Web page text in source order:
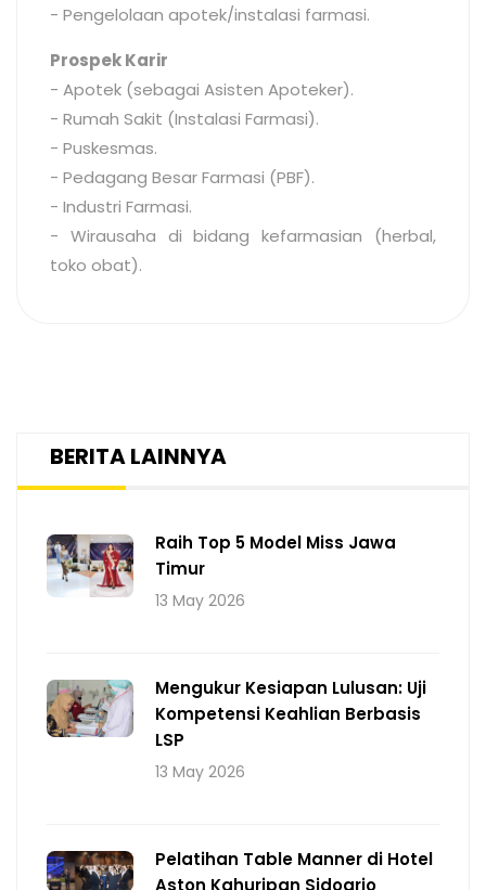
- Pengelolaan apotek/instalasi farmasi.
Prospek Karir
- Apotek (sebagai Asisten Apoteker).
- Rumah Sakit (Instalasi Farmasi).
- Puskesmas.
- Pedagang Besar Farmasi (PBF).
- Industri Farmasi.
- Wirausaha di bidang kefarmasian (herbal,
toko obat).
BERITA LAINNYA
Raih Top 5 Model Miss Jawa
Timur
13 May 2026
Mengukur Kesiapan Lulusan: Uji
Kompetensi Keahlian Berbasis
LSP
13 May 2026
Pelatihan Table Manner di Hotel
Aston Kahuripan Sidoarjo